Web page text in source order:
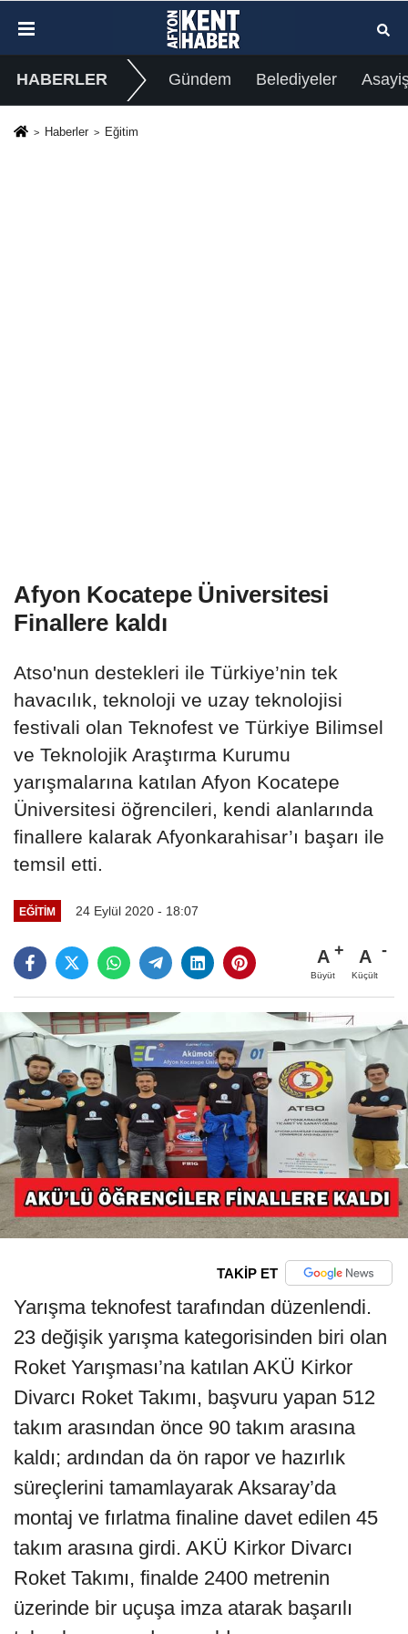
HABERLER Gündem Belediyeler
Haberler Eğitim
Afyon Kocatepe Üniversitesi
Finallere kaldı
Atso'nun destekleri ile Türkiye’nin tek
havacılık, teknoloji ve uzay teknolojisi
festivali olan Teknofest ve Türkiye Bilimsel
ve Teknolojik Araştırma Kurumu
yarışmalarına katılan Afyon Kocatepe
Üniversitesi öğrencileri, kendi alanlarında
finallere kalarak Afyonkarahisar’ı başarı ile
temsil etti.
EĞITIM 24 Eylül 2020 - 18:07
A
Büyüt
A
Küçült
TAKİP ET
Yarışma teknofest tarafından düzenlendi.
23 değişik yarışma kategorisinden biri olan
Roket Yarışması’na katılan AKÜ Kirkor
Divarcı Roket Takımı, başvuru yapan 512
takım arasından önce 90 takım arasına
kaldı; ardından da ön rapor ve hazırlık
süreçlerini tamamlayarak Aksaray’da
montaj ve fırlatma finaline davet edilen 45
takım arasına girdi. AKÜ Kirkor Divarcı
Roket Takımı, finalde 2400 metrenin
üzerinde bir uçuşa imza atarak başarılı